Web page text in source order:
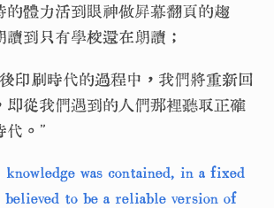
的體力活到眼神做屏幕翻頁的趨
讀到只有學校還在朗讀；
印刷時代的過程中，我們將重新回
即從我們遇到的人們那裡聽取正確
代。”
was contained, in a fixed
to be a reliable version of